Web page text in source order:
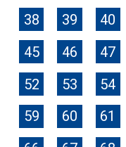
38
39 40
45
46 47
52
53 54
59
60 61